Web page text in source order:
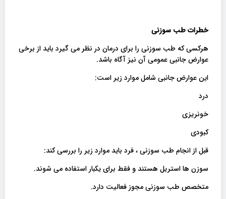
خطرات طب سوزنی
هرکسی که طب سوزنی را برای درمان در نظر می گیرد باید از برخی
عوارض جانبی عمومی آن نیز آگاه باشد.
این عوارض جانبی شامل موارد زیر است:
درد
خونریزی
کبودی
قبل از انجام طب سوزنی ، فرد باید موارد زیر را بررسی کند:
سوزن ها استریل هستند و فقط برای یکبار استفاده می شوند.
متخصص طب سوزنی مجوز فعالیت دارد.